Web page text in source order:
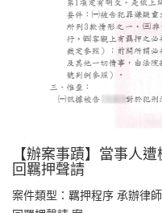
【辦案事蹟】當事人
回羈押聲請
案件類型：羈押程序 承辦律